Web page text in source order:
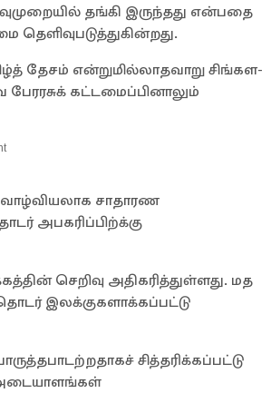
தங்கி இருந்தது என்பதை
தேசம் என்றுமில்லாதவாறு சிங்கள-
கட்டமைப்பினாலும்
சாதாரண
அபகரிப்பிற்க்கு
செறிவு அதிகரித்துள்ளது. மத
இலக்குகளாக்கப்பட்டு
சித்தரிக்கப்பட்டு
அடையாளங்கள்